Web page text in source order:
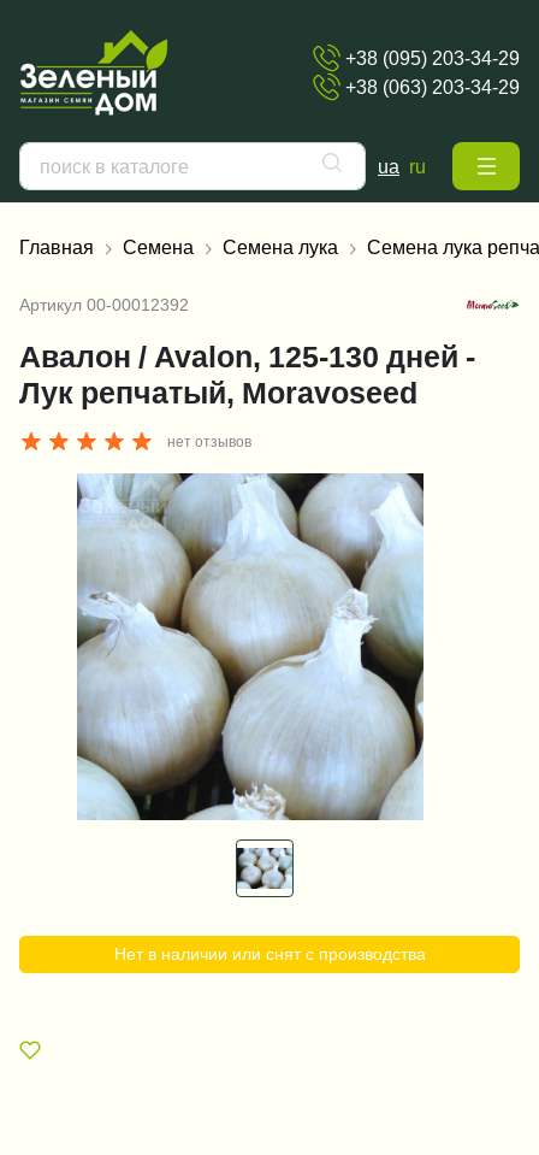
+38 (095) 203-34-29
+38 (063) 203-34-29
ua ru
Главная Семена Семена лука Семена лука
Артикул 00-00012392
Авалон / Avalon, 125-130 дней -
Лук репчатый, Moravoseed
нет отзывов
Нет в наличии или снят с производства